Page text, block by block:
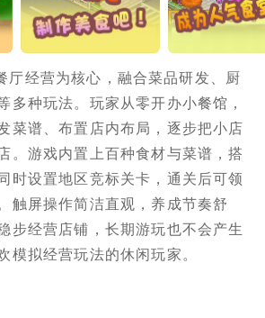
厅经营为核心，融合菜品研发、厨
多种玩法。玩家从零开办小餐馆，
菜谱、布置店内布局，逐步把小店
。游戏内置上百种食材与菜谱，搭
时设置地区竞标关卡，通关后可领
触屏操作简洁直观，养成节奏舒
步经营店铺，长期游玩也不会产生
模拟经营玩法的休闲玩家。